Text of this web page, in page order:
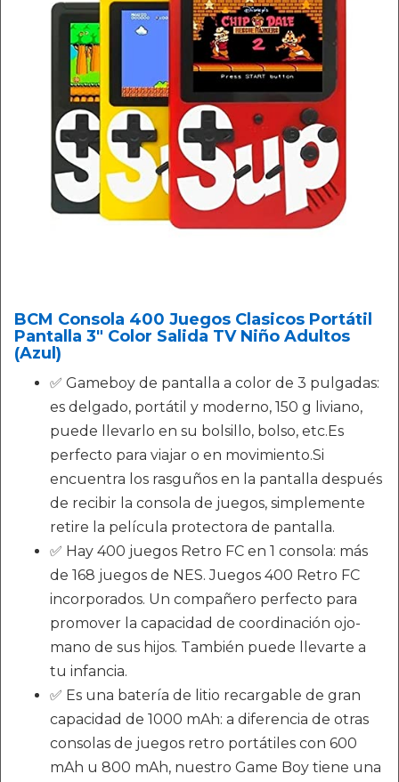
BCM Consola 400 Juegos Clasicos Portátil
Pantalla 3" Color Salida TV Niño Adultos
(Azul)
✅ Gameboy de pantalla a color de 3 pulgadas:
es delgado, portátil y moderno, 150 g liviano,
puede llevarlo en su bolsillo, bolso, etc.Es
perfecto para viajar o en movimiento.Si
encuentra los rasguños en la pantalla después
de recibir la consola de juegos, simplemente
retire la película protectora de pantalla.
✅ Hay 400 juegos Retro FC en 1 consola: más
de 168 juegos de NES. Juegos 400 Retro FC
incorporados. Un compañero perfecto para
promover la capacidad de coordinación ojo-
mano de sus hijos. También puede llevarte a
tu infancia.
✅ Es una batería de litio recargable de gran
capacidad de 1000 mAh: a diferencia de otras
consolas de juegos retro portátiles con 600
mAh u 800 mAh, nuestro Game Boy tiene una